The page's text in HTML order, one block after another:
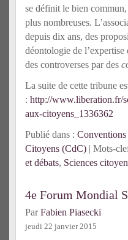
se définit le bien
plus nombreuses.
depuis dix ans, des
déontologie de l’expertise
des controverses par des
La suite de cette tribune
: http://www.liberation.fr/
aux-citoyens_1336362
Publié dans :
Citoyens (CdC) | Mots-
et débats, Sciences
4e Forum Mondial
ParFabien Piasecki
jeudi 22 janvier 2015